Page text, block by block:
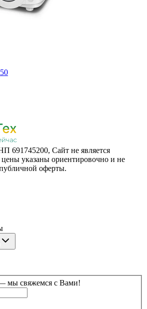
Cайт не является
указаны ориентировочно и не
оферты.
55/3, каб 309а
мы свяжемся с Вами!